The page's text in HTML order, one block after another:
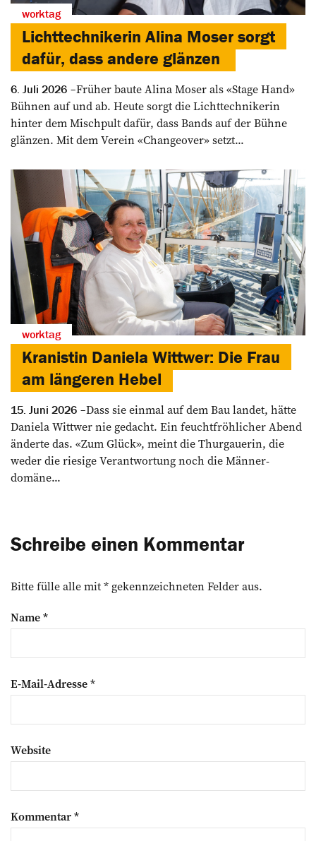
worktag
Lichttechnikerin Alina Moser sorgt
dafür, dass andere glänzen
6. Juli 2026
Früher baute Alina Moser als «Stage Hand»
Bühnen auf und ab. Heute sorgt die Lichttechnikerin
hinter dem Mischpult dafür, dass Bands auf der Bühne
glänzen. Mit dem Verein «Changeover» setzt...
worktag
Kranistin Daniela Wittwer: Die Frau
am längeren Hebel
15. Juni 2026
Dass sie einmal auf dem Bau landet, hätte
Daniela Wittwer nie gedacht. Ein feuchtfröhlicher Abend
­änderte das. «Zum Glück», meint die ­Thurgauerin, die
weder die riesige Verantwortung noch die Männer­
domäne...
Schreibe einen Kommentar
Bitte fülle alle mit * gekennzeichneten Felder aus.
Name*
E-Mail-Adresse*
Website
Kommentar*